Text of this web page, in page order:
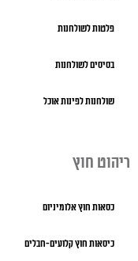
פלטות לשולחנות
בסיסים לשולחנות
שולחנות לפינות אוכל
ריהוט חוץ
כסאות חוץ אלומיניום
כיסאות חוץ קלועים-חבלים